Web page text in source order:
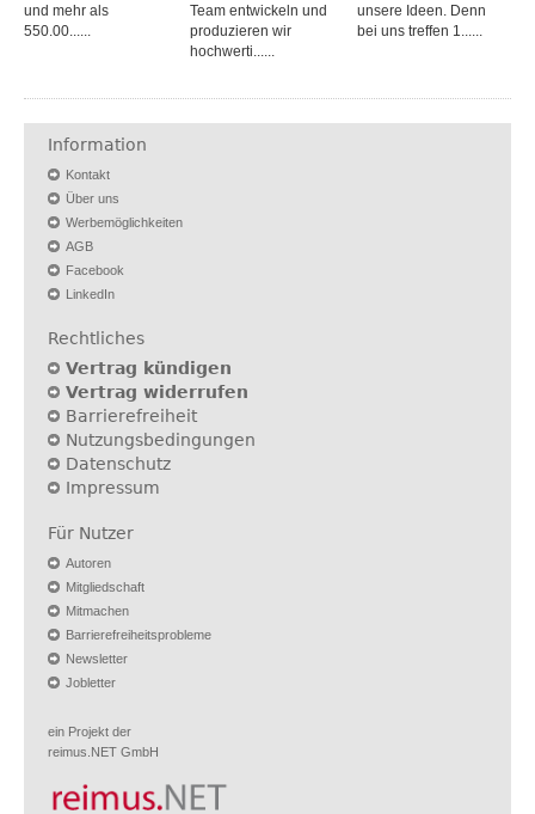
und mehr als
550.00......
Team entwickeln und
produzieren wir
hochwerti......
unsere Ideen. Denn
bei uns treffen 1......
Information
Kontakt
Über uns
Werbemöglichkeiten
AGB
Facebook
LinkedIn
Rechtliches
Vertrag kündigen
Vertrag widerrufen
Barrierefreiheit
Nutzungsbedingungen
Datenschutz
Impressum
Für Nutzer
Autoren
Mitgliedschaft
Mitmachen
Barrierefreiheitsprobleme
Newsletter
Jobletter
ein Projekt der
reimus.NET GmbH